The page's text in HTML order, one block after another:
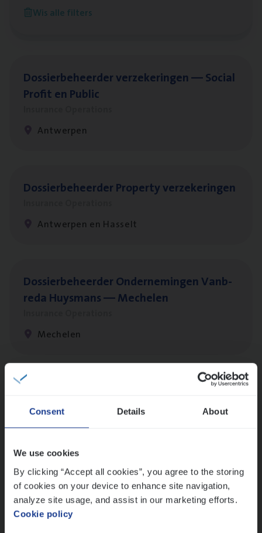
Consent Details About
We use cookies
By clicking “Accept all cookies”, you agree to the storing
of cookies on your device to enhance site navigation,
analyze site usage, and assist in our marketing efforts.
Cookie policy
Wis alle filters
Antwerpen
Dos­sier­be­heer­der ver­ze­ke­rin­gen — Soci­al
Pro­fit en Public
Antwerpen
Dos­sier­be­heer­der Pro­per­ty verzekeringen
Antwerpen en Hasselt
Dos­sier­be­heer­der Onder­ne­min­gen Van­b­
re­da Huys­mans — Mechelen
Mechelen
Dos­sier­be­heer­der Gewaar­borgd Inkomen
Insurance Operations
Antwerpen
Cus­to­mer Care Expert
Hospitalisatieverzekeringen
Customer Services